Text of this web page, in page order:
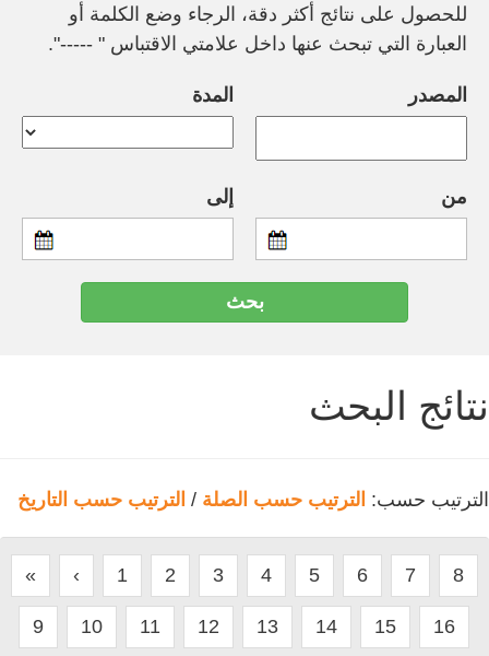
للحصول على نتائج أكثر دقة، الرجاء وضع الكلمة أو
العبارة التي تبحث عنها داخل علامتي الاقتباس " -----".
المصدر المدة
من إلى
نتائج البحث
الترتيب حسب: الترتيب حسب الصلة / الترتيب حسب التاريخ
« ‹ 1 2 3 4 5 6 7 8
9 10 11 12 13 14 15 16